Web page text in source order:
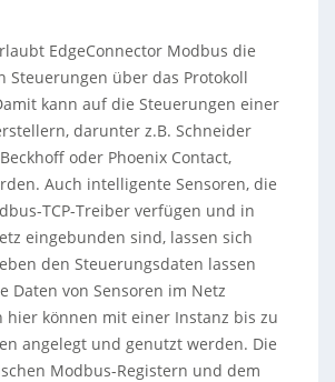
EdgeConnector Modbus die
Steuerungen über das Protokoll
kann auf die Steuerungen einer
darunter z.B. Schneider
oder Phoenix Contact,
Auch intelligente Sensoren, die
TCP-Treiber verfügen und in
eingebunden sind, lassen sich
den Steuerungsdaten lassen
Daten von Sensoren im Netz
hier können mit einer Instanz bis zu
angelegt und genutzt werden. Die
Modbus-Registern und dem